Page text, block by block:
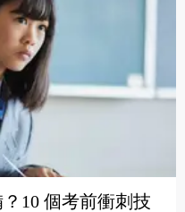
10 個考前衝刺技